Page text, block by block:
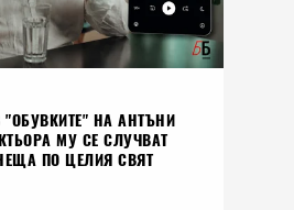
"ОБУВКИТЕ" НА АНТЪНИ
МУ СЕ СЛУЧВАТ
ПО ЦЕЛИЯ СВЯТ